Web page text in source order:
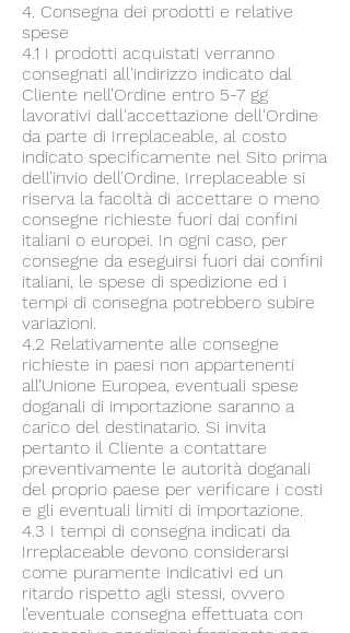
4. Consegna dei prodotti e relative
spese
4.1 I prodotti acquistati verranno
consegnati all'indirizzo indicato dal
Cliente nell’Ordine entro 5-7 gg
lavorativi dall'accettazione dell'Ordine
da parte di Irreplaceable, al costo
indicato specificamente nel Sito prima
dell’invio dell’Ordine. Irreplaceable si
riserva la facoltà di accettare o meno
consegne richieste fuori dai confini
italiani o europei. In ogni caso, per
consegne da eseguirsi fuori dai confini
italiani, le spese di spedizione ed i
tempi di consegna potrebbero subire
variazioni.
4.2 Relativamente alle consegne
richieste in paesi non appartenenti
all’Unione Europea, eventuali spese
doganali di importazione saranno a
carico del destinatario. Si invita
pertanto il Cliente a contattare
preventivamente le autorità doganali
del proprio paese per verificare i costi
e gli eventuali limiti di importazione.
4.3 I tempi di consegna indicati da
Irreplaceable devono considerarsi
come puramente indicativi ed un
ritardo rispetto agli stessi, ovvero
l’eventuale consegna effettuata con